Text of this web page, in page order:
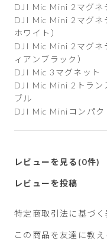
DJI Mic Mini 2マグネ
DJI Mic Mini 2マグネ
ホワイト）
DJI Mic Mini 2マグネ
ィアンブラック）
DJI Mic 3マグネット
DJI Mic Mini 2トラン
ブル
DJI Mic Miniコンパク
レビューを見る(0件)
レビューを投稿
特定商取引法に基づく
この商品を友達に教え